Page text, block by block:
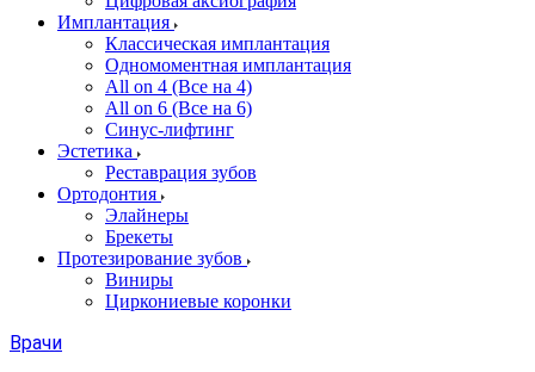
Имплантация
Классическая имплантация
Одномоментная имплантация
All on 4 (Все на 4)
All on 6 (Все на 6)
Синус-лифтинг
Эстетика
Реставрация зубов
Ортодонтия
Элайнеры
Брекеты
Протезирование зубов
Виниры
Циркониевые коронки
Врачи